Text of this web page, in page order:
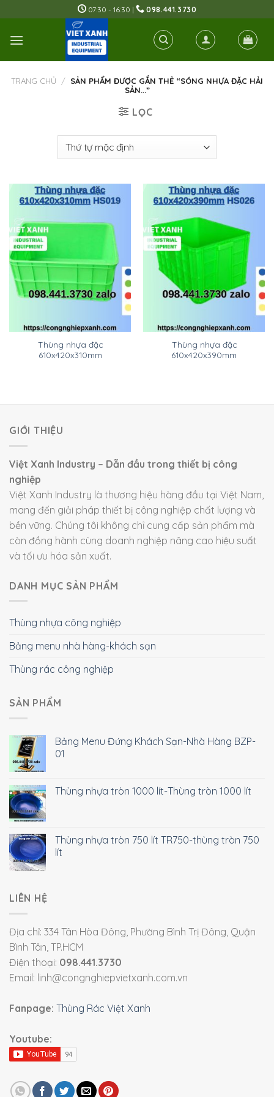
to
content
07:30 - 16:30 | 098.441.3730
TRANG CHỦ / SẢN PHẨM ĐƯỢC GẮN THẺ “SÓNG NHỰA ĐẶC HẢI
SẢN...”
LỌC
Thùng nhựa đặc
610x420x310mm
Thùng nhựa đặc
610x420x390mm
GIỚI THIỆU
Việt Xanh Industry – Dẫn đầu trong thiết bị công
nghiệp
Việt Xanh Industry là thương hiệu hàng đầu tại Việt Nam,
mang đến giải pháp thiết bị công nghiệp chất lượng và
bền vững. Chúng tôi không chỉ cung cấp sản phẩm mà
còn đồng hành cùng doanh nghiệp nâng cao hiệu suất
và tối ưu hóa sản xuất.
DANH MỤC SẢN PHẨM
Thùng nhựa công nghiệp
Bảng menu nhà hàng-khách sạn
Thùng rác công nghiệp
SẢN PHẨM
Bảng Menu Đứng Khách Sạn-Nhà Hàng BZP-
01
Thùng nhựa tròn 1000 lít-Thùng tròn 1000 lít
Thùng nhựa tròn 750 lít TR750-thùng tròn 750
lít
LIÊN HỆ
Địa chỉ: 334 Tân Hòa Đông, Phường Bình Trị Đông, Quận
Bình Tân, TP.HCM
Điện thoại: 098.441.3730
Email: linh@congnghiepvietxanh.com.vn
Fanpage: Thùng Rác Việt Xanh
Youtube: